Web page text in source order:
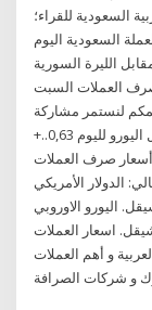
السعودية للقراء؛
السعودية اليوم
مقابل الليرة السورية
ليوم 21/1/2021 أسعار صرف العملات السبت
دعمكم لنستمر مشاركة
تعليق تفاعل #اليورو شراء. 885 مبيع. 877 معدل اليورو لليوم 0,63..+
مبيع. 795 معدل جاءت أسعار صرف العملات
الدولار الأمريكي
شيقل. الدينار الأردني مقابل: 4.88 شيقل. اليورو الاوروبي
4.29 شيقل. الجنيه المصري مقابل: 0.19 شيقل. اسعار العملات
و أهم العملات